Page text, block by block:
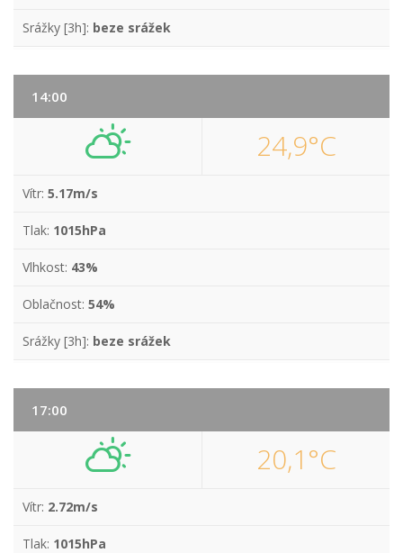
Srážky [3h]: beze srážek
14:00
24,9°C
Vítr: 5.17m/s
Tlak: 1015hPa
Vlhkost: 43%
Oblačnost: 54%
Srážky [3h]: beze srážek
17:00
20,1°C
Vítr: 2.72m/s
Tlak: 1015hPa